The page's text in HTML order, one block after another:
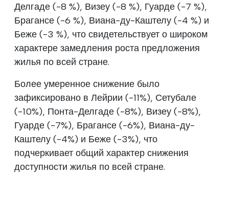
Делгаде (-8 %), Визеу (-8 %), Гуарде (-7 %),
Брагансе (-6 %), Виана-ду-Каштелу (-4 %) и
Беже (-3 %), что свидетельствует о широком
характере замедления роста предложения
жилья по всей стране.
Более умеренное снижение было
зафиксировано в Лейрии (-11%), Сетубале
(-10%), Понта-Делгаде (-8%), Визеу (-8%),
Гуарде (-7%), Брагансе (-6%), Виана-ду-
Каштелу (-4%) и Беже (-3%), что
подчеркивает общий характер снижения
доступности жилья по всей стране.